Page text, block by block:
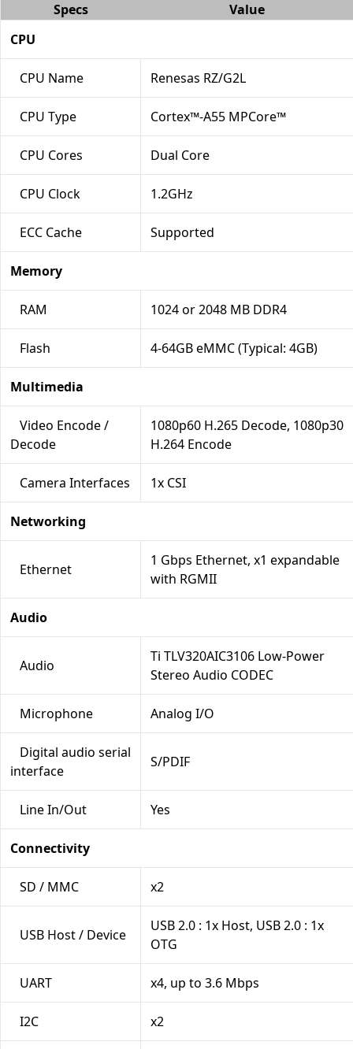
Specs
Value
CPU
CPU Name Renesas RZ/G2L
CPU Type Cortex™-A55 MPCore™
CPU Cores Dual Core
CPU Clock 1.2GHz
ECC Cache Supported
Memory
RAM 1024 or 2048 MB DDR4
Flash 4-64GB eMMC (Typical: 4GB)
Multimedia
Video Encode /
Decode
1080p60 H.265 Decode, 1080p30
H.264 Encode
Camera Interfaces 1x CSI
Networking
Ethernet
1 Gbps Ethernet, x1 expandable
with RGMII
Audio
Audio
Ti TLV320AIC3106 Low-Power
Stereo Audio CODEC
Microphone Analog I/O
Digital audio serial
interface
S/PDIF
Line In/Out Yes
Connectivity
SD / MMC x2
USB Host / Device
USB 2.0 : 1x Host, USB 2.0 : 1x
OTG
UART x4, up to 3.6 Mbps
I2C x2